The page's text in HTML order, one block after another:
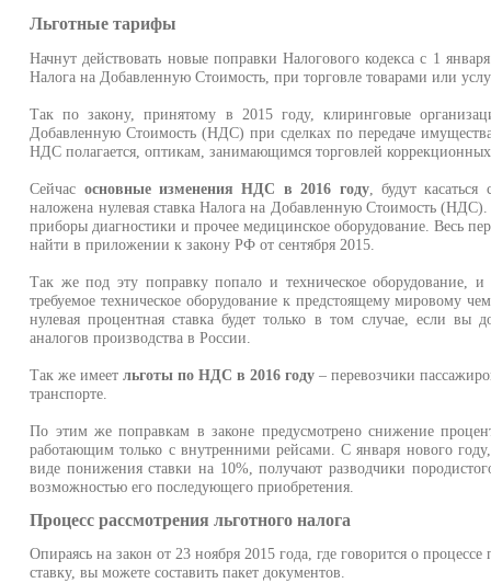
Льготные тарифы
Начнут действовать новые поправки Налогового кодекса с 1
Налога на Добавленную Стоимость, при торговле товарами или
Так по закону, принятому в 2015 году, клиринговые
Добавленную Стоимость (НДС) при сделках по передаче
НДС полагается, оптикам, занимающимся торговлей
Сейчас основные изменения НДС в 2016 году, будут касаться
наложена нулевая ставка Налога на Добавленную Стоимость
приборы диагностики и прочее медицинское оборудование. Весь
найти в приложении к закону РФ от сентября 2015.
Так же под эту поправку попало и техническое оборудование,
требуемое техническое оборудование к предстоящему мировому
нулевая процентная ставка будет только в том случае, если вы
аналогов производства в России.
Так же имеетльготы по НДС в 2016 году – перевозчики
транспорте.
По этим же поправкам в законе предусмотрено снижение
работающим только с внутренними рейсами. С января нового
виде понижения ставки на 10%, получают разводчики
возможностью его последующего приобретения.
Процесс рассмотрения льготного налога
Опираясь на закон от 23 ноября 2015 года, где говорится о
ставку, вы можете составить пакет документов.